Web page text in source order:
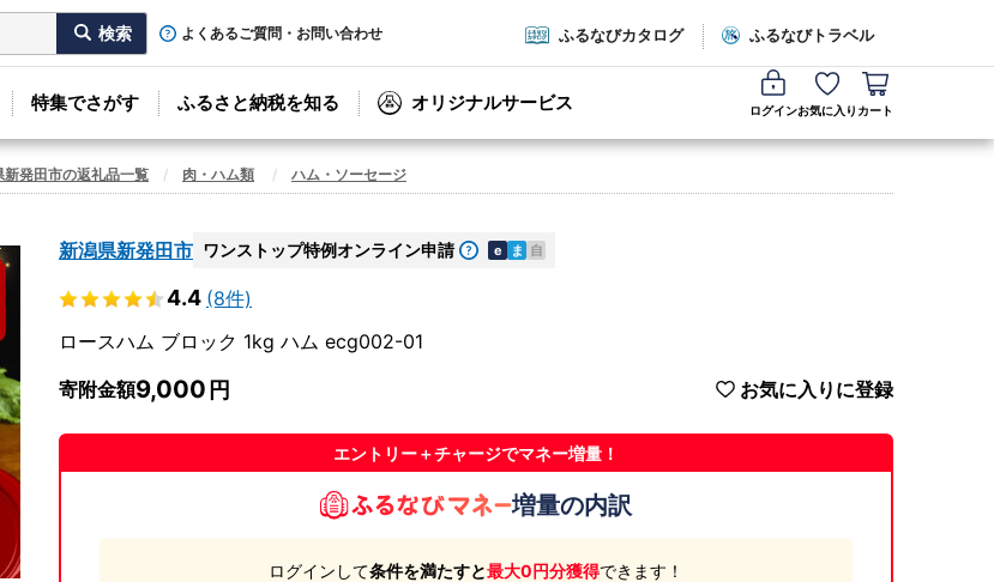
よくあるご質問・お問い合わせ ふるなびカタログ ふるなびトラベル
特集でさがす ふるさと納税を知る オリジナルサービス ログインお気に入り カート
新発田市の返礼品一覧 肉・ハム類 ハム・ソーセージ
新潟県新発田市 ワンストップ特例オンライン申請 e ま 自
4.4 (8件)
ロースハム ブロック 1kg ハム ecg002-01
寄附金額9,000 お気に入りに登録
エントリー＋チャージでマネー増量！
増量の内訳
ログインして条件を満たすと最大0円分獲得できます！